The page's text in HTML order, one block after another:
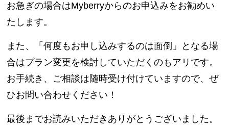
お急ぎの場合はMyberryからのお申込みをお勧めい
たします。
また、「何度もお申し込みするのは面倒」となる場
合はプラン変更を検討していただくのもアリです。
お手続き、ご相談は随時受け付けていますので、ぜ
ひお問い合わせください！
最後までお読みいただきありがとうございました。